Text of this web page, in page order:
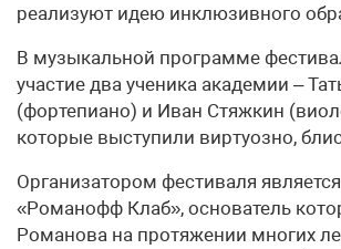
реализуют идею инклюзивного
В музыкальной программе
участие два ученика академии –
(фортепиано) и Иван Стяжкин
которые выступили виртуозно,
Организатором фестиваля
«Романофф Клаб», основатель
Романова на протяжении многих